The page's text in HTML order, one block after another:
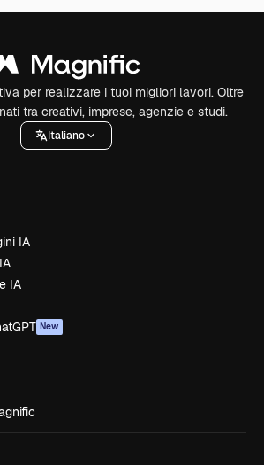
per realizzare i tuoi migliori lavori. Oltre
tra creativi, imprese, agenzie e studi.
Italiano
IA
IA
New